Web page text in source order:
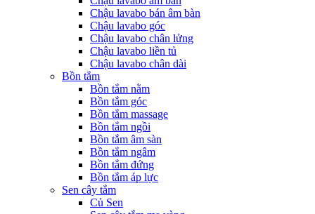
Chậu lavabo bán âm bàn
Chậu lavabo góc
Chậu lavabo chân lửng
Chậu lavabo liền tủ
Chậu lavabo chân dài
Bồn tắm
Bồn tắm nằm
Bồn tắm góc
Bồn tắm massage
Bồn tắm ngồi
Bồn tắm âm sàn
Bồn tắm ngâm
Bồn tắm đứng
Bồn tắm áp lực
Sen cây tắm
Củ Sen